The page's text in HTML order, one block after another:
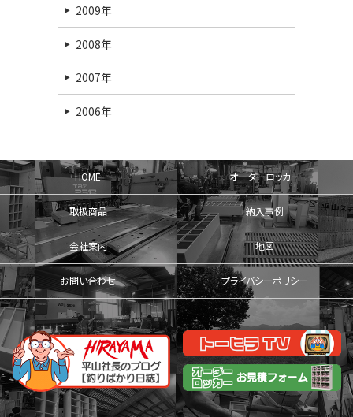
2009年
2008年
2007年
2006年
HOME オーダーロッカー
取扱商品 納入事例
会社案内 地図
お問い合わせ プライバシーポリシー